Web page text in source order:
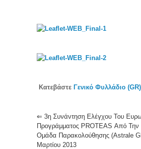
Κατεβάστε Γενικό Φυλλάδιο
⇐ 3η Συνάντηση Ελέγχου Του
Προγράμματος PROTEAS Από Την
Ομάδα Παρακολούθησης (Astrale
Μαρτίου 2013